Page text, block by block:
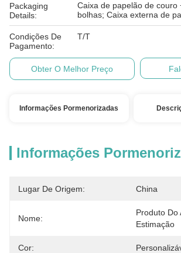
Packaging
Details:
Caixa de papelão de couro
bolhas; Caixa externa de
Condições De
Pagamento:
T/T
Obter O Melhor Preço
Informações Pormenorizadas
Informações
Lugar De Origem: China
Nome:
Produto Do
Estimação
Cor: